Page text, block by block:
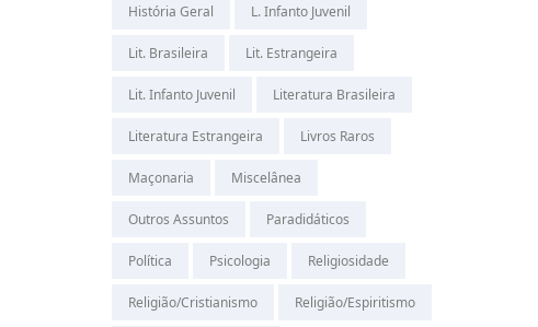
História Geral L. Infanto Juvenil
Lit. Brasileira Lit. Estrangeira
Lit. Infanto Juvenil Literatura Brasileira
Literatura Estrangeira Livros Raros
Maçonaria Miscelânea
Outros Assuntos Paradidáticos
Política Psicologia Religiosidade
Religião/Cristianismo Religião/Espiritismo